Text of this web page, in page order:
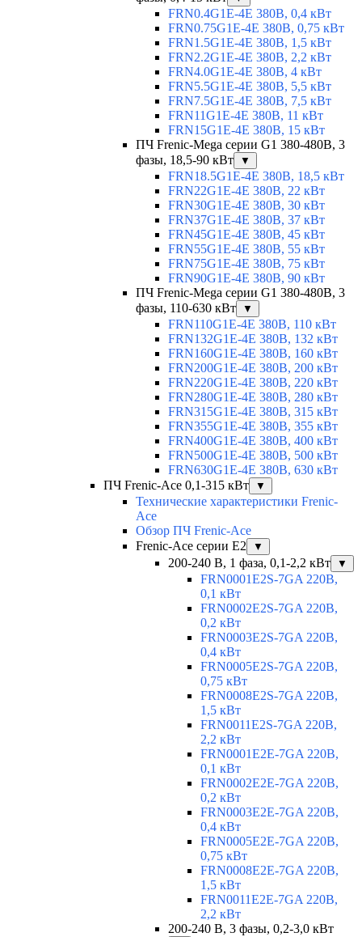
FRN0.4G1E-4E 380В, 0,4 кВт
FRN0.75G1E-4E 380В, 0,75 кВт
FRN1.5G1E-4E 380В, 1,5 кВт
FRN2.2G1E-4E 380В, 2,2 кВт
FRN4.0G1E-4E 380В, 4 кВт
FRN5.5G1E-4E 380В, 5,5 кВт
FRN7.5G1E-4E 380В, 7,5 кВт
FRN11G1E-4E 380В, 11 кВт
FRN15G1E-4E 380В, 15 кВт
ПЧ Frenic-Mega серии G1 380-480В, 3
фазы, 18,5-90 кВт
▼
FRN18.5G1E-4E 380В, 18,5 кВт
FRN22G1E-4E 380В, 22 кВт
FRN30G1E-4E 380В, 30 кВт
FRN37G1E-4E 380В, 37 кВт
FRN45G1E-4E 380В, 45 кВт
FRN55G1E-4E 380В, 55 кВт
FRN75G1E-4E 380В, 75 кВт
FRN90G1E-4E 380В, 90 кВт
ПЧ Frenic-Mega серии G1 380-480В, 3
фазы, 110-630 кВт
▼
FRN110G1E-4E 380В, 110 кВт
FRN132G1E-4E 380В, 132 кВт
FRN160G1E-4E 380В, 160 кВт
FRN200G1E-4E 380В, 200 кВт
FRN220G1E-4E 380В, 220 кВт
FRN280G1E-4E 380В, 280 кВт
FRN315G1E-4E 380В, 315 кВт
FRN355G1E-4E 380В, 355 кВт
FRN400G1E-4E 380В, 400 кВт
FRN500G1E-4E 380В, 500 кВт
FRN630G1E-4E 380В, 630 кВт
ПЧ Frenic-Ace 0,1-315 кВт
▼
Технические характеристики Frenic-
Ace
Обзор ПЧ Frenic-Ace
Frenic-Ace серии E2
▼
200-240 В, 1 фаза, 0,1-2,2 кВт ▼
FRN0001E2S-7GA 220В,
0,1 кВт
FRN0002E2S-7GA 220В,
0,2 кВт
FRN0003E2S-7GA 220В,
0,4 кВт
FRN0005E2S-7GA 220В,
0,75 кВт
FRN0008E2S-7GA 220В,
1,5 кВт
FRN0011E2S-7GA 220В,
2,2 кВт
FRN0001E2E-7GA 220В,
0,1 кВт
FRN0002E2E-7GA 220В,
0,2 кВт
FRN0003E2E-7GA 220В,
0,4 кВт
FRN0005E2E-7GA 220В,
0,75 кВт
FRN0008E2E-7GA 220В,
1,5 кВт
FRN0011E2E-7GA 220В,
2,2 кВт
200-240 В, 3 фазы, 0,2-3,0 кВт